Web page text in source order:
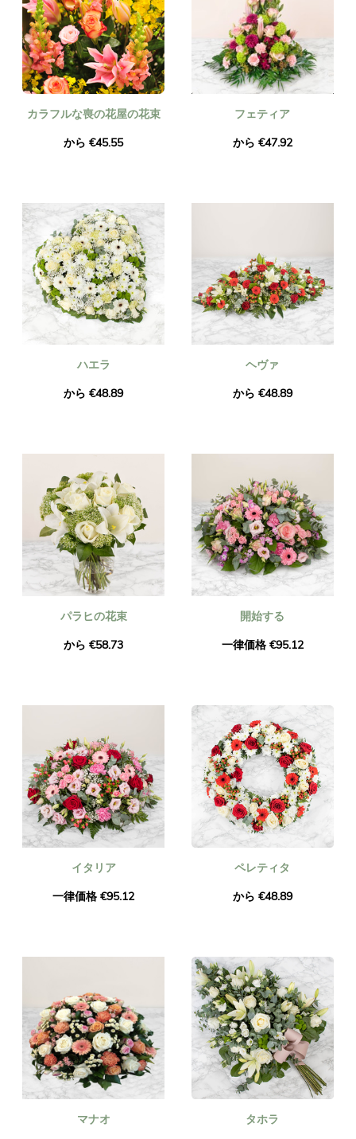
カラフルな喪の花屋の花束
から €45.55
フェティア
から €47.92
ハエラ
から €48.89
ヘヴァ
から €48.89
パラヒの花束
から €58.73
開始する
一律価格 €95.12
イタリア
一律価格 €95.12
ペレティタ
から €48.89
マナオ
タホラ